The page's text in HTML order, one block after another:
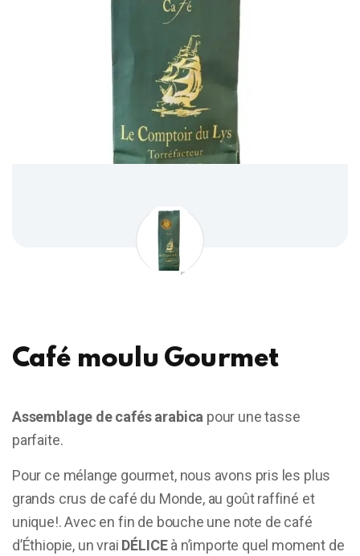
Café moulu Gourmet
Assemblage de cafés arabica pour une tasse
parfaite.
Pour ce mélange gourmet, nous avons pris les plus
grands crus de café du Monde, au goût raffiné et
unique!. Avec en fin de bouche une note de café
d’Éthiopie, un vrai DÉLICEà n’importe quel moment de